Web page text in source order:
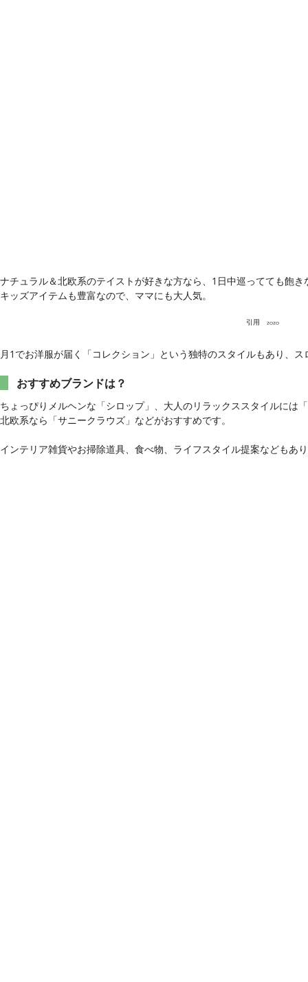
ナチュラル＆北欧系のテイストが好きな方なら、1日中巡ってても飽き
キッズアイテムも豊富なので、ママにも大人気。
引用 zozo
月1でお洋服が届く「コレクション」という独特のスタイルもあり、
おすすめブランドは？
ちょっぴりメルヘンな「シロップ」、大人のリラックススタイルに
北欧系なら「サニークラウズ」などがおすすめです。
インテリア雑貨やお掃除道具、食べ物、ライフスタイル提案などもあ